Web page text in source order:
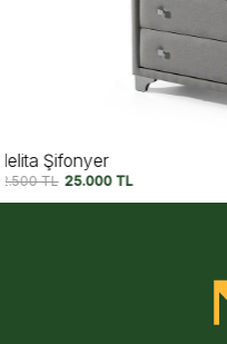
Moka Yeşil Çamaşırlık
27.750TL